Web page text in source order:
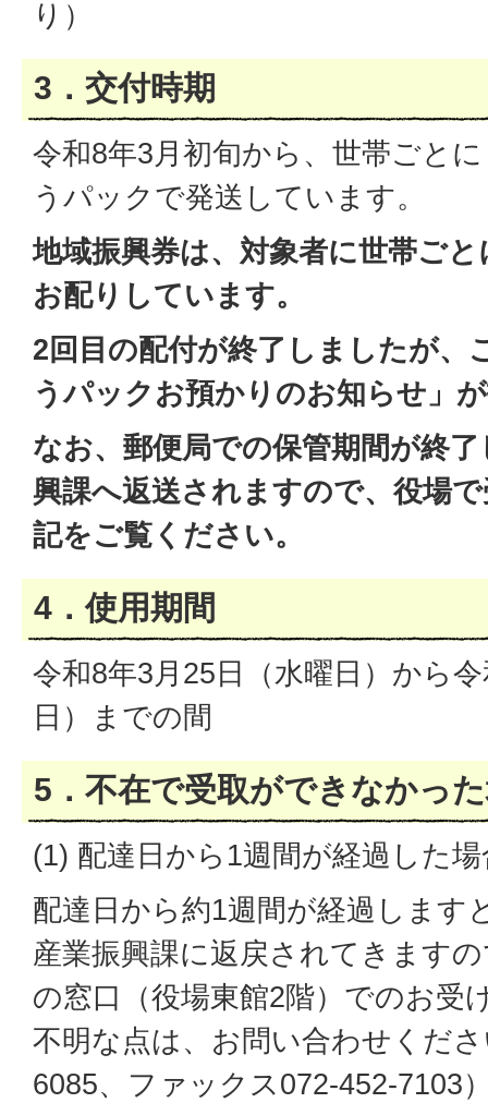
り）
3．交付時期
令和8年3月初旬から、世帯ごと
うパックで発送しています。
地域振興券は、対象者に世帯ご
お配りしています。
2回目の配付が終了しましたが、
うパックお預かりのお知らせ」
なお、郵便局での保管期間が終
興課へ返送されますので、役場
記をご覧ください。
4．使用期間
令和8年3月25日（水曜日）から
日）までの間
5．不在で受取ができなかっ
(1) 配達日から1週間が経過した場
配達日から約1週間が経過します
産業振興課に返戻されてきます
の窓口（役場東館2階）でのお受
不明な点は、お問い合わせくだ
6085、ファックス072-452-7103